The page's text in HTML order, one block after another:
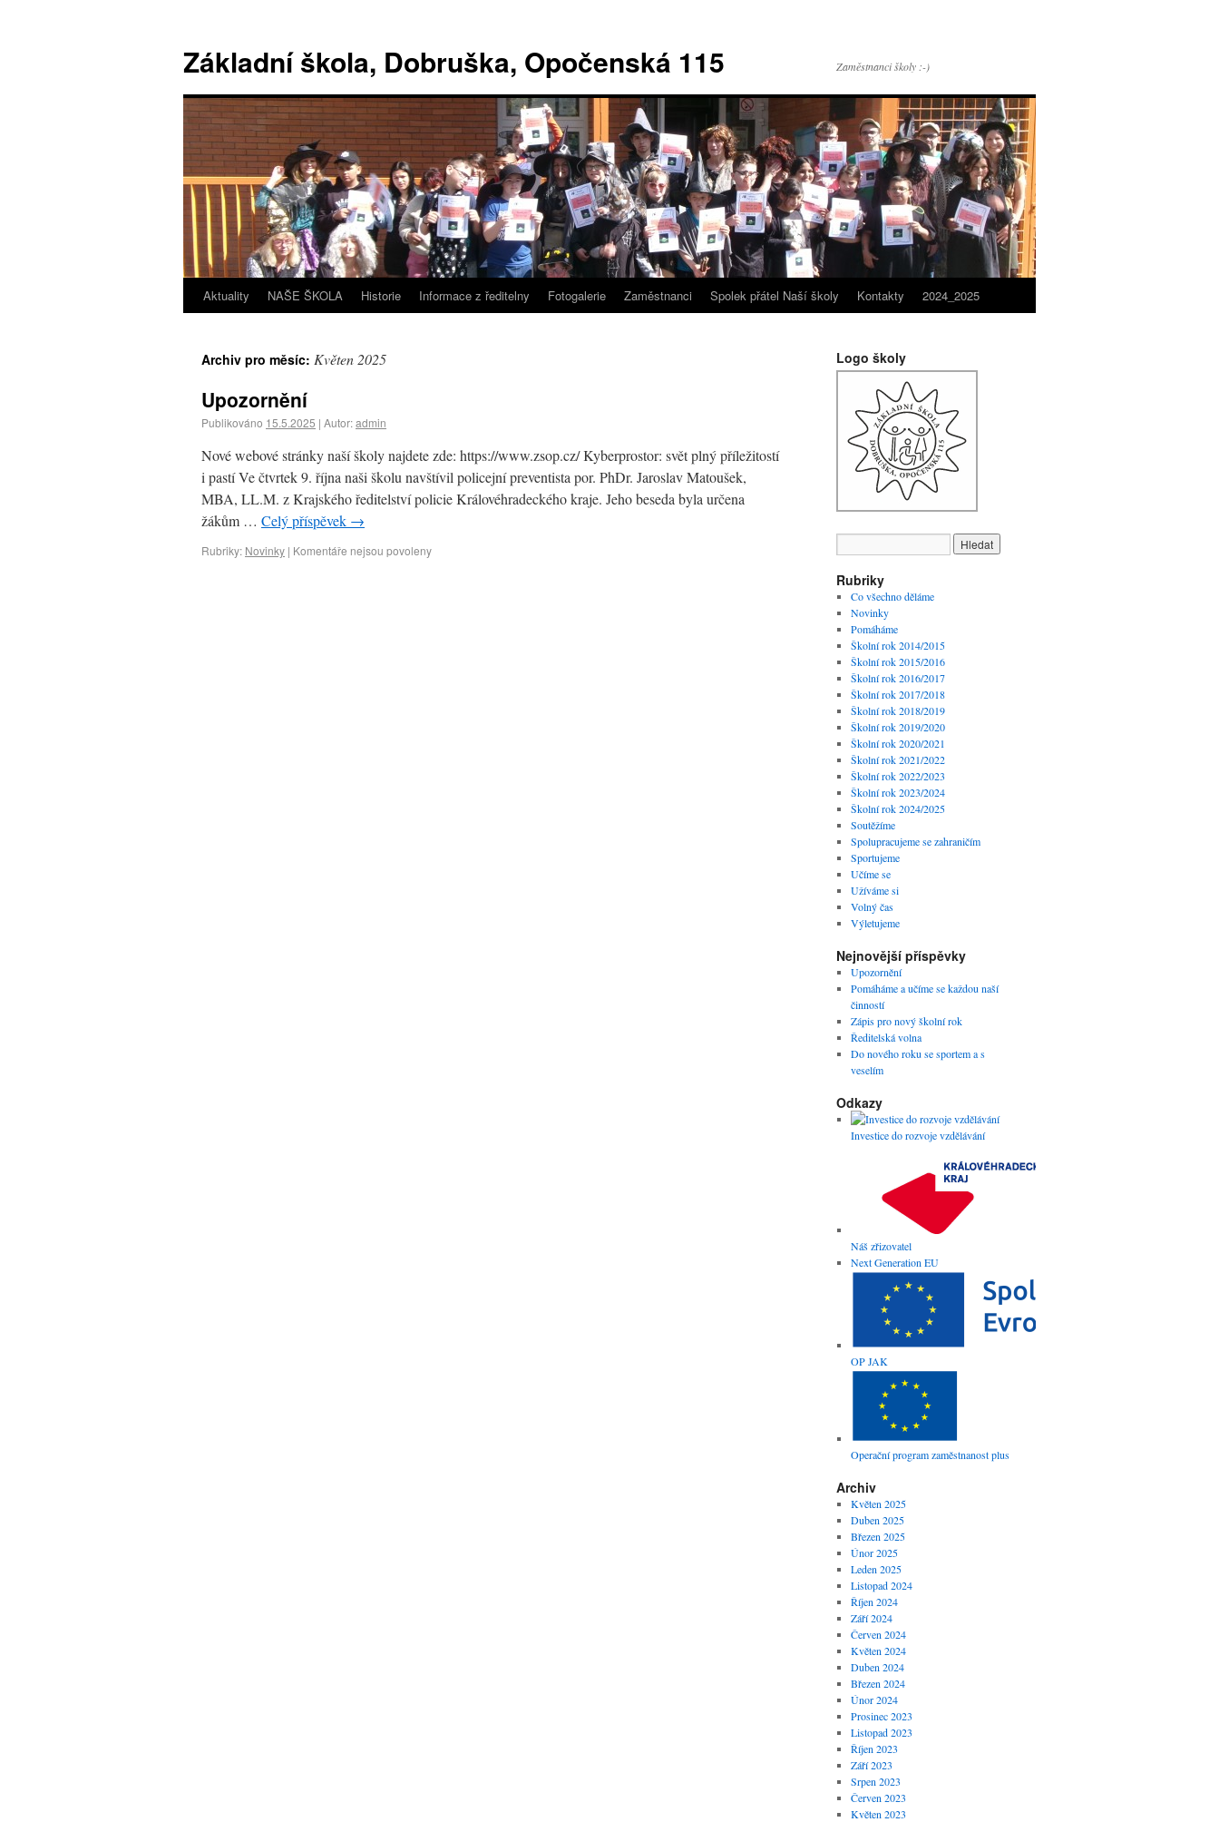
Základní škola, Dobruška, Opočenská 115 Zaměstnanci školy :-)
Aktuality NAŠE ŠKOLA Historie Informace z ředitelny Fotogalerie Zaměstnanci Spolek přátel Naší školy Kontakty 2024_2025
Archiv pro měsíc: Květen 2025
Upozornění
Publikováno 15.5.2025 | Autor:admin
Nové webové stránky naší školy najdete zde: https://www.zsop.cz/ Kyberprostor: svět plný příležitostí
i pastí Ve čtvrtek 9. října naši školu navštívil policejní preventista por. PhDr. Jaroslav Matoušek,
MBA, LL.M. z Krajského ředitelství policie Královéhradeckého kraje. Jeho beseda byla určena
žákům … Celý příspěvek →
Rubriky: Novinky | Komentáře nejsou povoleny
Logo školy
Rubriky
Co všechno děláme
Novinky
Pomáháme
Školní rok 2014/2015
Školní rok 2015/2016
Školní rok 2016/2017
Školní rok 2017/2018
Školní rok 2018/2019
Školní rok 2019/2020
Školní rok 2020/2021
Školní rok 2021/2022
Školní rok 2022/2023
Školní rok 2023/2024
Školní rok 2024/2025
Soutěžíme
Spolupracujeme se zahraničím
Sportujeme
Učíme se
Užíváme si
Volný čas
Výletujeme
Nejnovější příspěvky
Upozornění
Pomáháme a učíme se každou naší
činností
Zápis pro nový školní rok
Ředitelská volna
Do nového roku se sportem a s
veselím
Odkazy
Investice do rozvoje vzdělávání
Náš zřizovatel
Next Generation EU
OP JAK
Operační program zaměstnanost plus
Archiv
Květen 2025
Duben 2025
Březen 2025
Únor 2025
Leden 2025
Listopad 2024
Říjen 2024
Září 2024
Červen 2024
Květen 2024
Duben 2024
Březen 2024
Únor 2024
Prosinec 2023
Listopad 2023
Říjen 2023
Září 2023
Srpen 2023
Červen 2023
Květen 2023